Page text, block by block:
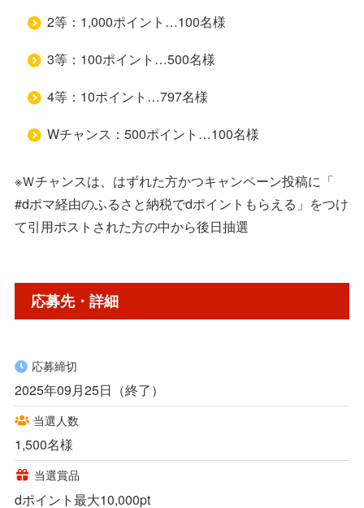
2等：1,000ポイント…100名様
3等：100ポイント…500名様
4等：10ポイント…797名様
Wチャンス：500ポイント…100名様
※Ｗチャンスは、はずれた方かつキャンペーン投稿に「
#dポマ経由のふるさと納税でdポイントもらえる」をつけ
て引用ポストされた方の中から後日抽選
応募先・詳細
応募締切
2025年09月25日（終了）
当選人数
1,500名様
当選賞品
dポイント最大10,000pt